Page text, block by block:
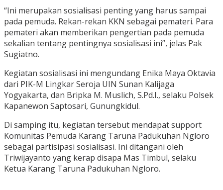
“Ini merupakan sosialisasi penting yang harus sampai
pada pemuda. Rekan-rekan KKN sebagai pemateri. Para
pemateri akan memberikan pengertian pada pemuda
sekalian tentang pentingnya sosialisasi ini”, jelas Pak
Sugiatno.
Kegiatan sosialisasi ini mengundang Enika Maya Oktavia
dari PIK-M Lingkar Seroja UIN Sunan Kalijaga
Yogyakarta, dan Bripka M. Muslich, S.Pd.I., selaku Polsek
Kapanewon Saptosari, Gunungkidul.
Di samping itu, kegiatan tersebut mendapat support
Komunitas Pemuda Karang Taruna Padukuhan Ngloro
sebagai partisipasi sosialisasi. Ini ditangani oleh
Triwijayanto yang kerap disapa Mas Timbul, selaku
Ketua Karang Taruna Padukuhan Ngloro.